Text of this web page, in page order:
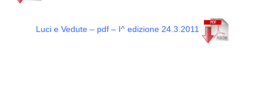
Luci e Vedute – pdf – I^ edizione 24.3.2011